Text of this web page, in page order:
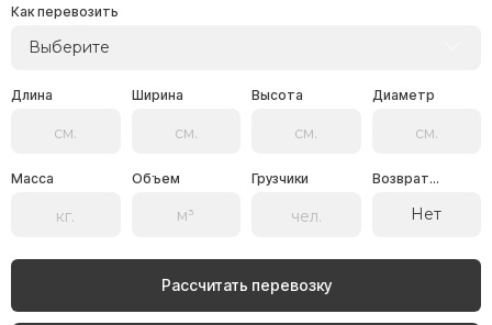
Как перевозить
Выберите
Длина Ширина Высота Диаметр
Масса Объем Грузчики Возврат...
Нет
Рассчитать перевозку